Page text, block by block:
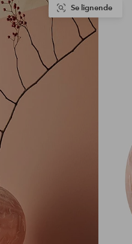
Se lignende